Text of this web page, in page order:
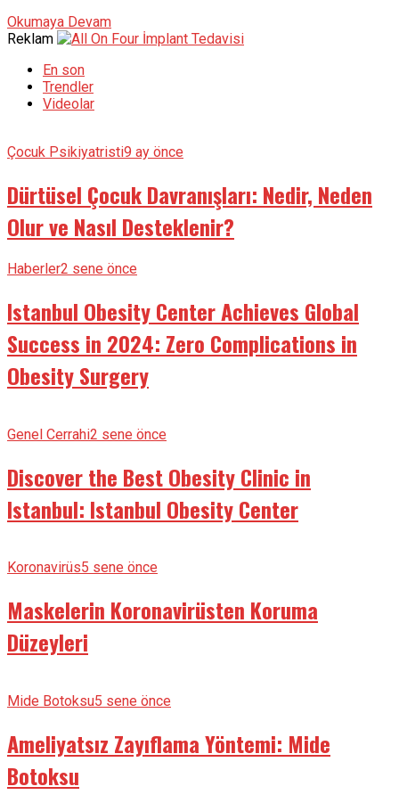
Okumaya Devam
Reklam
En son
Trendler
Videolar
Çocuk Psikiyatristi9 ay önce
Dürtüsel Çocuk Davranışları: Nedir, Neden
Olur ve Nasıl Desteklenir?
Haberler2 sene önce
Istanbul Obesity Center Achieves Global
Success in 2024: Zero Complications in
Obesity Surgery
Genel Cerrahi2 sene önce
Discover the Best Obesity Clinic in
Istanbul: Istanbul Obesity Center
Koronavirüs5 sene önce
Maskelerin Koronavirüsten Koruma
Düzeyleri
Mide Botoksu5 sene önce
Ameliyatsız Zayıflama Yöntemi: Mide
Botoksu